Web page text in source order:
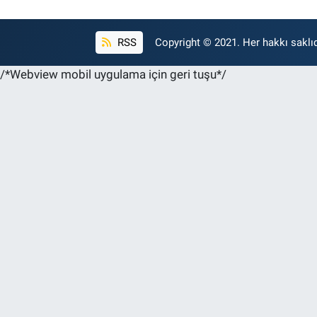
RSS Copyright © 2021. Her hakkı
/*Webview mobil uygulama için geri tuşu*/